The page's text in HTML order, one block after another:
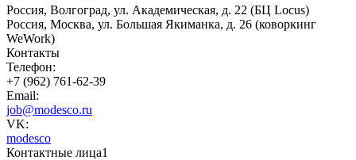
Россия, Волгоград, ул. Академическая, д. 22 (БЦ Locus)
Россия, Москва, ул. Большая Якиманка, д. 26 (коворкинг
WeWork)
Контакты
Телефон:
+7 (962) 761-62-39
Email:
job@modesco.ru
VK:
modesco
Контактные лица1